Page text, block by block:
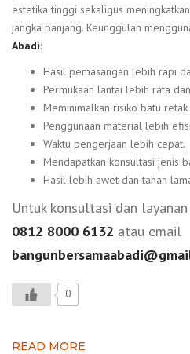
estetika tinggi sekaligus
jangka panjang. Keunggulan
Abadi:
Hasil pemasangan lebih rapi
Permukaan lantai lebih rata
Meminimalkan risiko batu
Penggunaan material lebih
Waktu pengerjaan lebih cepat.
Mendapatkan konsultasi jenis
Hasil lebih awet dan tahan
Untuk konsultasi dan
0812 8000 6132 atau email
0
READ MORE